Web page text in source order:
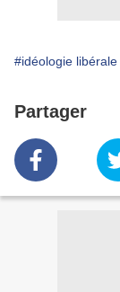
#idéologie libérale
Partager